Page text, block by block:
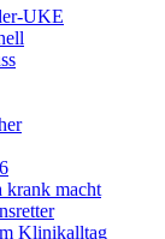
UKE
krank macht
Klinikalltag